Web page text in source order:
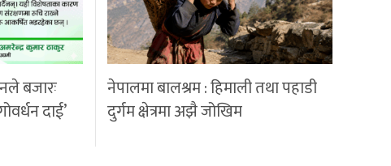
बजारः
दाई’
नेपालमा बालश्रम : हिमाली तथा पहाडी
दुर्गम क्षेत्रमा अझै जोखिम